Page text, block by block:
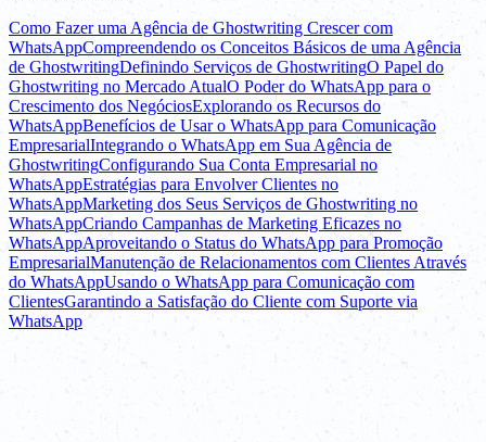
Como Fazer uma Agência de Ghostwriting Crescer com
WhatsAppCompreendendo os Conceitos Básicos de uma Agência
de GhostwritingDefinindo Serviços de GhostwritingO Papel do
Ghostwriting no Mercado AtualO Poder do WhatsApp para o
Crescimento dos NegóciosExplorando os Recursos do
WhatsAppBenefícios de Usar o WhatsApp para Comunicação
EmpresarialIntegrando o WhatsApp em Sua Agência de
GhostwritingConfigurando Sua Conta Empresarial no
WhatsAppEstratégias para Envolver Clientes no
WhatsAppMarketing dos Seus Serviços de Ghostwriting no
WhatsAppCriando Campanhas de Marketing Eficazes no
WhatsAppAproveitando o Status do WhatsApp para Promoção
EmpresarialManutenção de Relacionamentos com Clientes Através
do WhatsAppUsando o WhatsApp para Comunicação com
ClientesGarantindo a Satisfação do Cliente com Suporte via
WhatsApp